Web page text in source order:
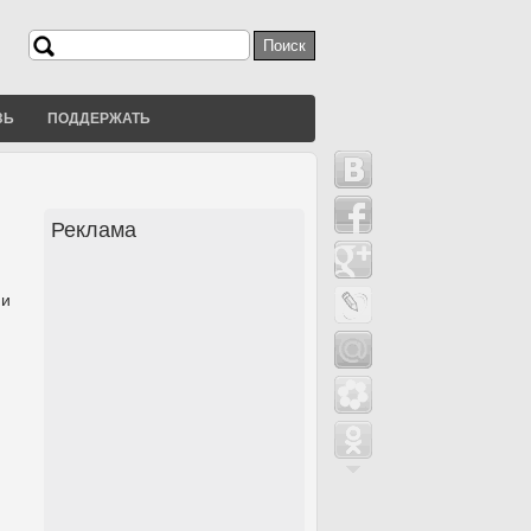
Форма поиска
Поиск
ПОДДЕРЖАТЬ
Реклама